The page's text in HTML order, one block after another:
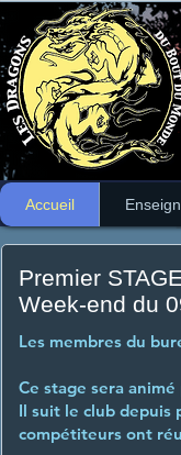
Premier
Week-end du
Les membres du
Ce stage sera animé
Il suit le club depuis
compétiteurs ont
Accueil